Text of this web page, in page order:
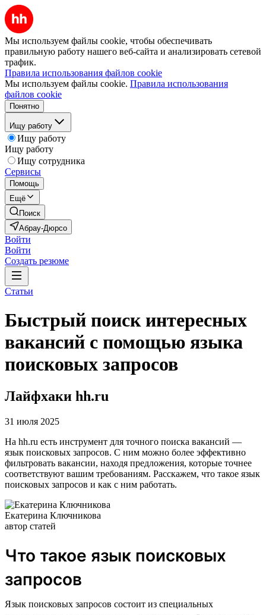
Мы используем файлы cookie, чтобы обеспечивать
правильную работу нашего веб-сайта и анализировать сетевой
трафик.
Правила использования файлов cookie
Мы используем файлы cookie. Правила использования
файлов cookie
Понятно
Ищу работу
Ищу работу
Ищу работу
Ищу сотрудника
Сервисы
Помощь
Ещё
Поиск
Абрау-Дюрсо
Войти
Войти
Создать резюме
Статьи
Быстрый поиск интересных
вакансий с помощью языка
поисковых запросов
Лайфхаки hh.ru
31 июля 2025
На hh.ru есть инструмент для точного поиска вакансий —
язык поисковых запросов. С ним можно более эффективно
фильтровать вакансии, находя предложения, которые точнее
соответствуют вашим требованиям. Расскажем, что такое язык
поисковых запросов и как с ним работать.
Екатерина Ключникова
автор статей
Что такое язык поисковых
запросов
Язык поисковых запросов состоит из специальных